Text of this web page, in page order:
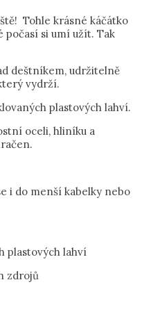
Tohle krásné káčátko
počasí si umí užít. Tak
deštníkem, udržitelně
vydrží.
plastových lahví.
oceli, hliníku a
i do menší kabelky nebo
plastových lahví
zdrojů